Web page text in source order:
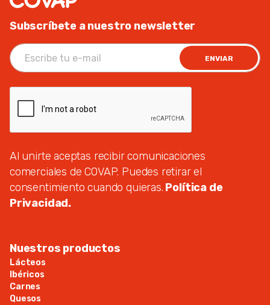
Subscríbete a nuestro newsletter
ENVIAR
Al unirte aceptas recibir comunicaciones
comerciales de COVAP. Puedes retirar el
consentimiento cuando quieras. Política de
Privacidad.
Nuestros productos
Lácteos
Ibéricos
Carnes
Quesos